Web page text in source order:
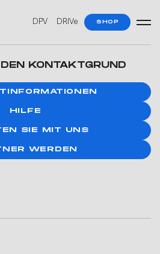
DPV DRIVe SHOP
KONTAKTGRUND
HILFE
SIE MIT UNS
WERDEN